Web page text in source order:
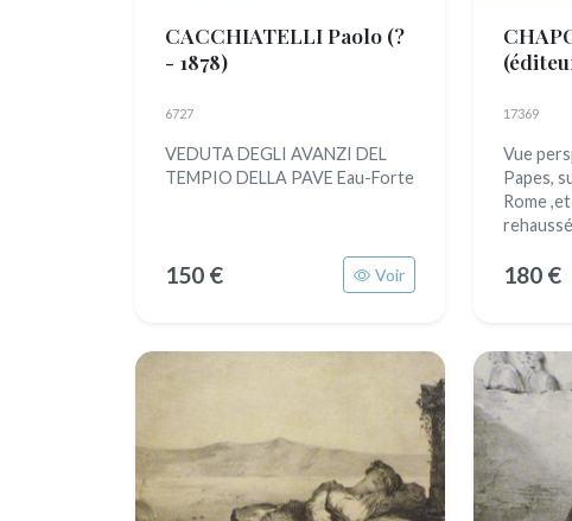
CACCHIATELLI Paolo (?
- 1878)
6727
VEDUTA DEGLI AVANZI DEL
TEMPIO DELLA PAVE Eau-Forte
150 € Voir
17369
Vue
Papes,
Rome
180 €